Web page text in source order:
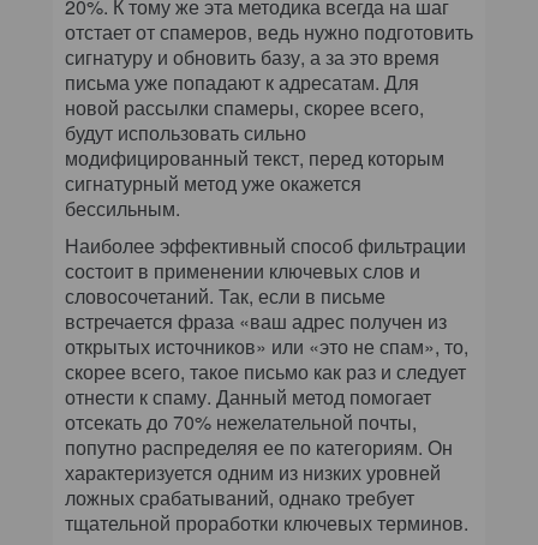
20%. К тому же эта методика всегда на шаг
отстает от спамеров, ведь нужно подготовить
сигнатуру и обновить базу, а за это время
письма уже попадают к адресатам. Для
новой рассылки спамеры, скорее всего,
будут использовать сильно
модифицированный текст, перед которым
сигнатурный метод уже окажется
бессильным.
Наиболее эффективный способ фильтрации
состоит в применении ключевых слов и
словосочетаний. Так, если в письме
встречается фраза «ваш адрес получен из
открытых источников» или «это не спам», то,
скорее всего, такое письмо как раз и следует
отнести к спаму. Данный метод помогает
отсекать до 70% нежелательной почты,
попутно распределяя ее по категориям. Он
характеризуется одним из низких уровней
ложных срабатываний, однако требует
тщательной проработки ключевых терминов.